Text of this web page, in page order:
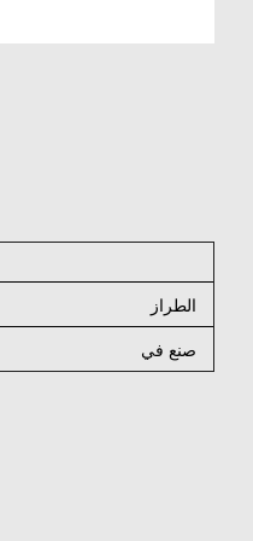
الطراز
صنع في